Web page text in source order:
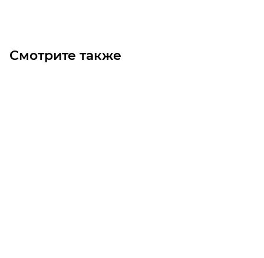
Смотрите также